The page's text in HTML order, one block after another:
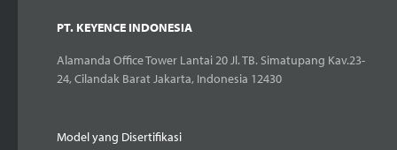
PT. KEYENCE INDONESIA
Alamanda Office Tower Lantai 20 Jl. TB. Simatupang Kav.23-
24, Cilandak Barat Jakarta, Indonesia 12430
Model yang Disertifikasi